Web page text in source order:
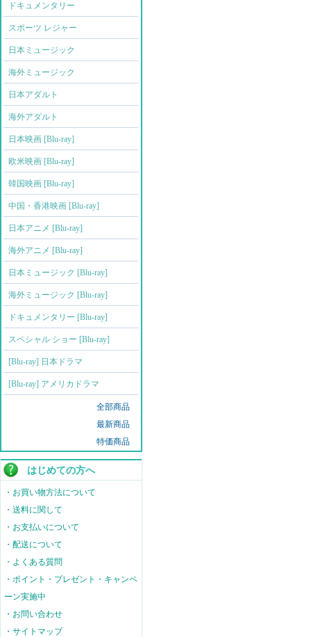
ドキュメンタリー
スポーツ レジャー
日本ミュージック
海外ミュージック
日本アダルト
海外アダルト
日本映画 [Blu-ray]
欧米映画 [Blu-ray]
韓国映画 [Blu-ray]
中国・香港映画 [Blu-ray]
日本アニメ [Blu-ray]
海外アニメ [Blu-ray]
日本ミュージック [Blu-ray]
海外ミュージック [Blu-ray]
ドキュメンタリー [Blu-ray]
スペシャル ショー [Blu-ray]
[Blu-ray] 日本ドラマ
[Blu-ray] アメリカドラマ
全部商品
最新商品
特価商品
はじめての方へ
・お買い物方法について
・送料に関して
・お支払いについて
・配送について
・よくある質問
・ポイント・プレゼント・キャンペ
ーン実施中
・お問い合わせ
・サイトマップ